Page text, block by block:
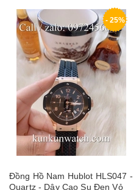
- 25%
Đồng Hồ Nam Hublot HLS047 -
Quartz - Dây Cao Su Đen Vỏ